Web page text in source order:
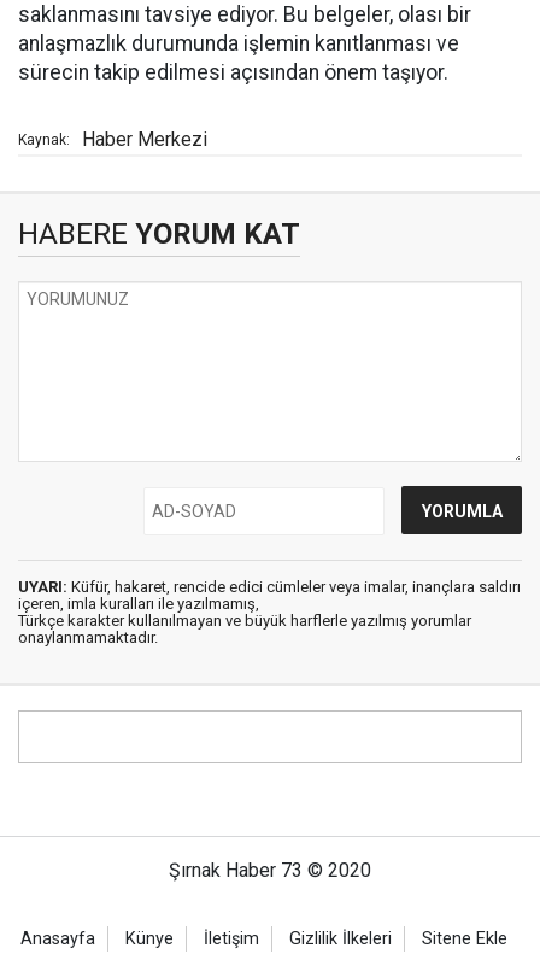
saklanmasını tavsiye ediyor. Bu belgeler, olası bir
anlaşmazlık durumunda işlemin kanıtlanması ve
sürecin takip edilmesi açısından önem taşıyor.
Kaynak: Haber Merkezi
HABERE YORUM KAT
UYARI: Küfür, hakaret, rencide edici cümleler veya imalar, inançlara saldırı
içeren, imla kuralları ile yazılmamış,
Türkçe karakter kullanılmayan ve büyük harflerle yazılmış yorumlar
onaylanmamaktadır.
Şırnak Haber 73 © 2020
Anasayfa Künye İletişim Gizlilik İlkeleri Sitene Ekle